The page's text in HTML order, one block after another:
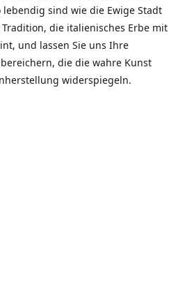
sind wie die Ewige Stadt
die italienisches Erbe mit
und lassen Sie uns Ihre
die die wahre Kunst
widerspiegeln.